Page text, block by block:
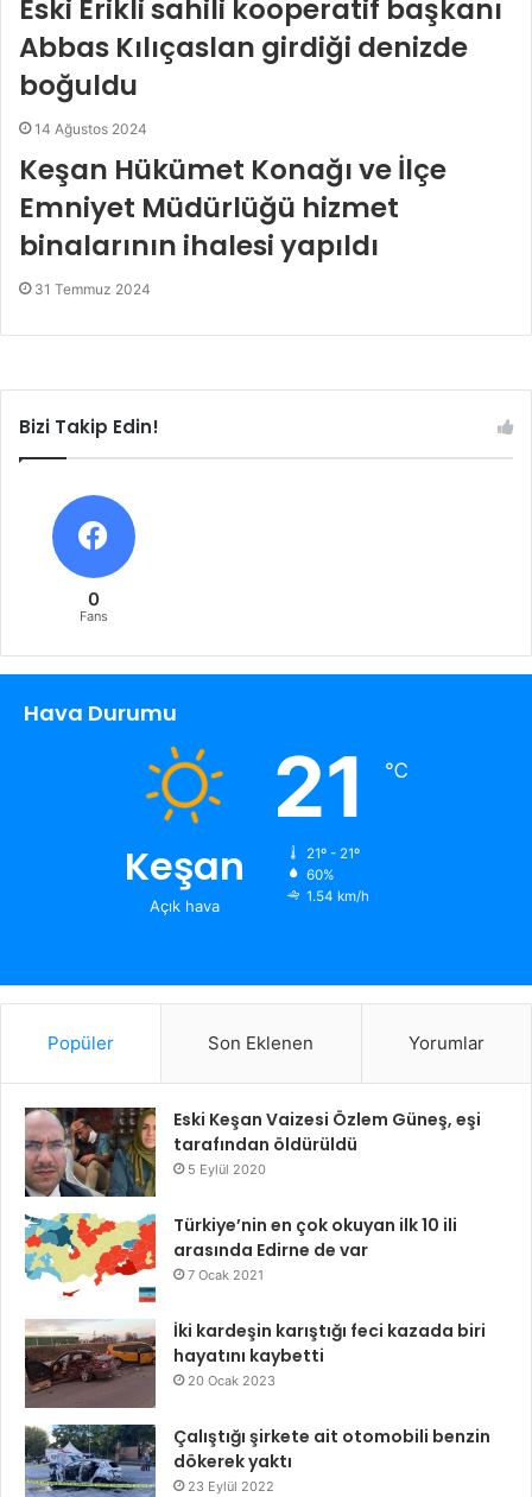
Eski Erikli sahili kooperatif başkanı
Abbas Kılıçaslan girdiği denizde
boğuldu
14 Ağustos 2024
Keşan Hükümet Konağı ve İlçe
Emniyet Müdürlüğü hizmet
binalarının ihalesi yapıldı
31 Temmuz 2024
Bizi Takip Edin!
0
Fans
Hava Durumu
Keşan
Açık hava
21 ℃
21º - 21º
60%
1.54 km/h
Popüler Son Eklenen Yorumlar
Eski Keşan Vaizesi Özlem Güneş, eşi
tarafından öldürüldü
5 Eylül 2020
Türkiye’nin en çok okuyan ilk 10 ili
arasında Edirne de var
7 Ocak 2021
İki kardeşin karıştığı feci kazada biri
hayatını kaybetti
20 Ocak 2023
Çalıştığı şirkete ait otomobili benzin
dökerek yaktı
23 Eylül 2022